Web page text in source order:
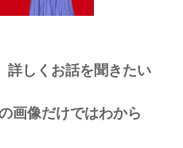
しくお話を聞きたい
像だけではわから